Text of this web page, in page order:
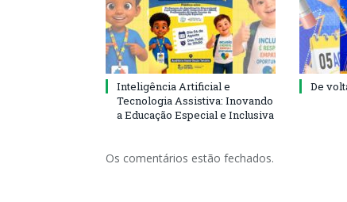
Inteligência Artificial e
Tecnologia Assistiva: Inovando
a Educação Especial e Inclusiva
De
Os comentários estão fechados.